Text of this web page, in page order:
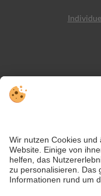
VIVODolomiti ist das
Bergurlaub – mit